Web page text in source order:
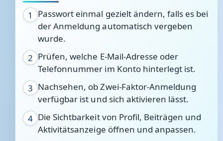
1
Passwort einmal gezielt ändern, falls es bei
der Anmeldung automatisch vergeben
wurde.
2 Prüfen, welche E-Mail-Adresse oder
Telefonnummer im Konto hinterlegt ist.
3 Nachsehen, ob Zwei-Faktor-Anmeldung
verfügbar ist und sich aktivieren lässt.
4 Die Sichtbarkeit von Profil, Beiträgen und
Aktivitätsanzeige öffnen und anpassen.